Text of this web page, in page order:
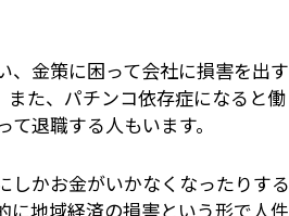
、金策に困って会社に損害を出す
また、パチンコ依存症になると働
退職する人もいます。
しかお金がいかなくなったりする
に地域経済の損害という形で人件